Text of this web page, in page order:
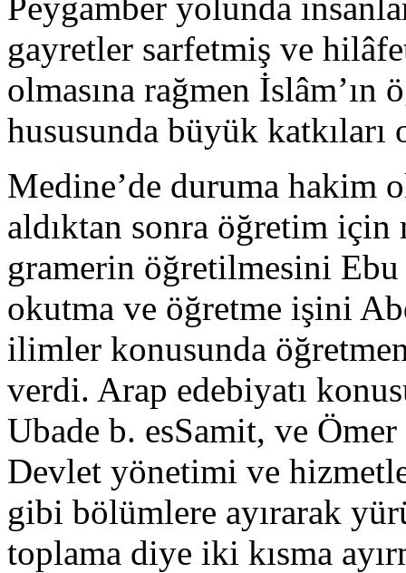
gayretler sarfetmiş ve
olmasına rağmen
hususunda büyük katkıları
Medine’de duruma hakim
aldıktan sonra öğretim
gramerin öğretilmesini
okutma ve öğretme işini
ilimler konusunda
verdi. Arap edebiyatı
Ubade b. esSamit, ve
Devlet yönetimi ve
gibi bölümlere ayırarak
toplama diye iki kısma